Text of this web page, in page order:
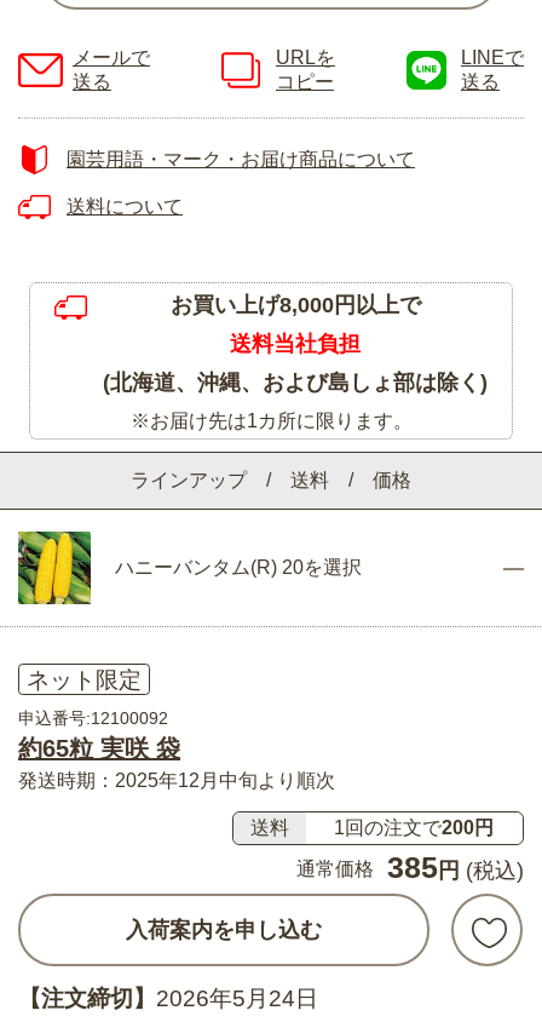
ラインアップ / 送料 / 価格
ハニーバンタム(R) 20を選択
ネット限定
申込番号:12100092
約65粒 実咲 袋
発送時期：2025年12月中旬より順次
送料 1回の注文で200円
通常価格
385 円 (税込)
入荷案内を申し込む
【注文締切】 2026年5月24日
メールで
送る
URLを
コピー
LINEで
送る
園芸用語・マーク・お届け商品について
送料について
お買い上げ8,000円以上で
送料当社負担
(北海道、沖縄、および島しょ部は除く)
※お届け先は1カ所に限ります。